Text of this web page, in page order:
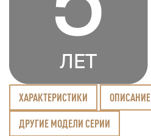
ХАРАКТЕРИСТИКИ ОПИСАНИЕ
ДРУГИЕ МОДЕЛИ СЕРИИ